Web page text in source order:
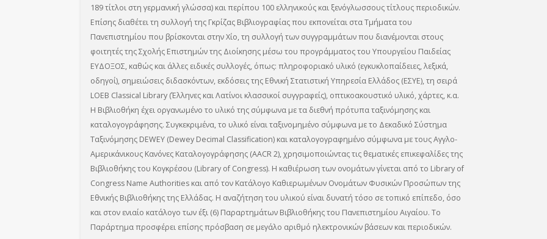
189 τίτλοι στη γερμανική γλώσσα) και περίπου 100 ελληνικούς και ξενόγλωσσους τίτλους περιοδικών.
Επίσης διαθέτει τη συλλογή της Γκρίζας Βιβλιογραφίας που εκπονείται στα Τμήματα του
Πανεπιστημίου που βρίσκονται στην Χίο, τη συλλογή των συγγραμμάτων που διανέμονται στους
φοιτητές της Σχολής Επιστημών της Διοίκησης μέσω του προγράμματος του Υπουργείου Παιδείας
ΕΥΔΟΞΟΣ, καθώς και άλλες ειδικές συλλογές, όπως: πληροφοριακό υλικό (εγκυκλοπαίδειες, λεξικά,
οδηγοί), σημειώσεις διδασκόντων, εκδόσεις της Εθνική Στατιστική Υπηρεσία Ελλάδος (ΕΣΥΕ), τη σειρά
LOEB Classical Library (Έλληνες και Λατίνοι κλασσικοί συγγραφείς), οπτικοακουστικό υλικό, χάρτες, κ.α.
Η Βιβλιοθήκη έχει οργανωμένο το υλικό της σύμφωνα με τα διεθνή πρότυπα ταξινόμησης και
καταλογογράφησης. Συγκεκριμένα, το υλικό είναι ταξινομημένο σύμφωνα με το Δεκαδικό Σύστημα
Ταξινόμησης DEWEY (Dewey Decimal Classification) και καταλογογραφημένο σύμφωνα με τους Αγγλο-
Αμερικάνικους Κανόνες Καταλογογράφησης (AACR 2), χρησιμοποιώντας τις θεματικές επικεφαλίδες της
Βιβλιοθήκης του Κογκρέσου (Library of Congress). Η καθιέρωση των ονομάτων γίνεται από το Library of
Congress Name Authorities και από τον Κατάλογο Καθιερωμένων Ονομάτων Φυσικών Προσώπων της
Εθνικής Βιβλιοθήκης της Ελλάδας. Η αναζήτηση του υλικού είναι δυνατή τόσο σε τοπικό επίπεδο, όσο
και στον ενιαίο κατάλογο των έξι (6) Παραρτημάτων Βιβλιοθήκης του Πανεπιστημίου Αιγαίου. Το
Παράρτημα προσφέρει επίσης πρόσβαση σε μεγάλο αριθμό ηλεκτρονικών βάσεων και περιοδικών.